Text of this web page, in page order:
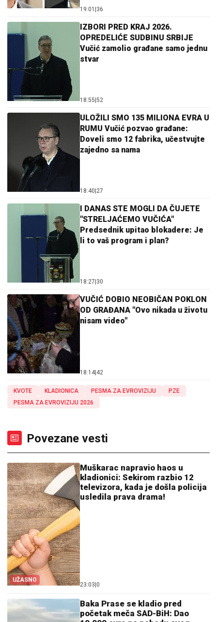
19:01 |36
IZBORI PRED KRAJ 2026.
OPREDELIĆE SUDBINU SRBIJE
Vučić zamolio građane samo jednu
stvar
18:55|52
ULOŽILI SMO 135 MILIONA EVRA U
RUMU Vučić pozvao građane:
Doveli smo 12 fabrika, učestvujte
zajedno sa nama
18:40|27
I DANAS STE MOGLI DA ČUJETE
"STRELJAĆEMO VUČIĆA"
Predsednik upitao blokadere: Je
li to vaš program i plan?
18:27|30
VUČIĆ DOBIO NEOBIČAN POKLON
OD GRAĐANA "Ovo nikada u životu
nisam video"
18:14|42
KVOTE KLADIONICA PESMA ZA EVROVIZIJU
PZE
PESMA ZA EVROVIZIJU 2026
Povezane vesti
UŽASNO
Muškarac napravio haos u
kladionici: Sekirom razbio 12
televizora, kada je došla policija
usledila prava drama!
23:03|0
Baka Prase se kladio pred
početak meča SAD-BiH: Dao